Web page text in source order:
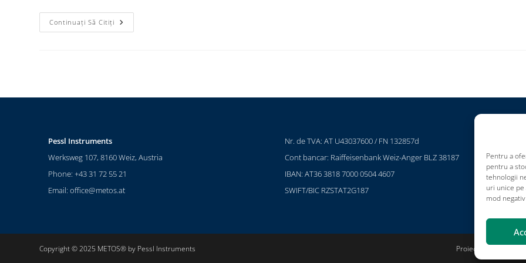
Pentru a
pentru a
tehnologii
uri unice
mod
Continuați Să Citiți
Pessl Instruments
Werksweg 107, 8160 Weiz, Austria
Phone: +43 31 72 55 21
Email:office@metos.at
Nr. de TVA: AT U43037600 / FN 132857d
Cont bancar: Raiffeisenbank Weiz-Anger BLZ 38187
IBAN: AT36 3818 7000 0504 4607
SWIFT/BIC RZSTAT2G187
Proiecte
Copyright © 2025 METOS® by Pessl Instruments